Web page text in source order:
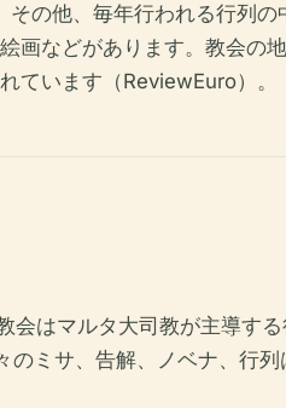
の他、毎年行われる行列の
画などがあります。教会の
ています（ReviewEuro）。
会はマルタ大司教が主導す
ミサ、告解、ノベナ、行列